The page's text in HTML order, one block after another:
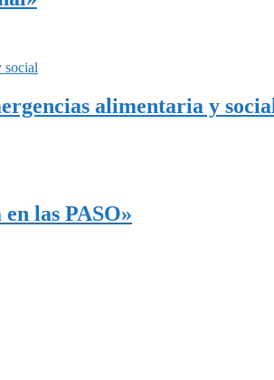
alimentaria y social
las PASO»